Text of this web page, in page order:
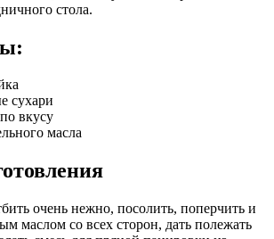
стола.
сухари
вкусу
масла
очень нежно, посолить, поперчить и
маслом со всех сторон, дать полежать